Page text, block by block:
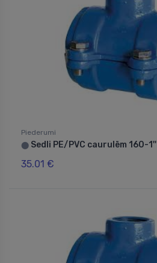
Piederumi
⬤ Sedli PE/PVC caurulēm 160-1''
35.01 €